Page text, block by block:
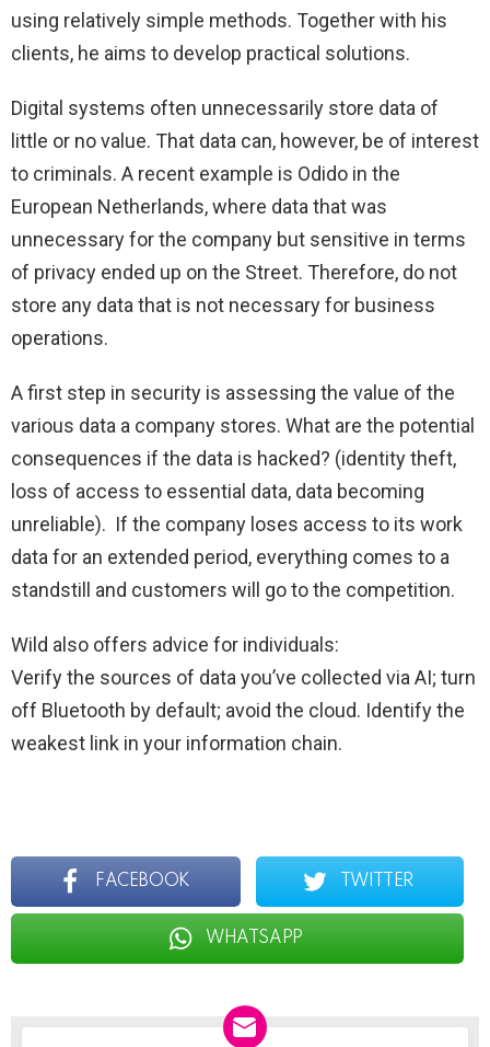
using relatively simple methods. Together with his
clients, he aims to develop practical solutions.
Digital systems often unnecessarily store data of
little or no value. That data can, however, be of interest
to criminals. A recent example is Odido in the
European Netherlands, where data that was
unnecessary for the company but sensitive in terms
of privacy ended up on the Street. Therefore, do not
store any data that is not necessary for business
operations.
A first step in security is assessing the value of the
various data a company stores. What are the potential
consequences if the data is hacked? (identity theft,
loss of access to essential data, data becoming
unreliable). If the company loses access to its work
data for an extended period, everything comes to a
standstill and customers will go to the competition.
Wild also offers advice for individuals:
Verify the sources of data you’ve collected via AI; turn
off Bluetooth by default; avoid the cloud. Identify the
weakest link in your information chain.
FACEBOOK TWITTER
WHATSAPP